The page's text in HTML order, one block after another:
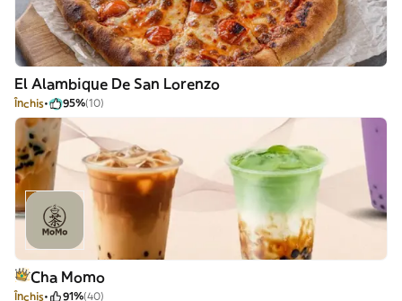
El Alambique De San Lorenzo
Închis 95%(10)
Cha Momo
Închis 91%(40)